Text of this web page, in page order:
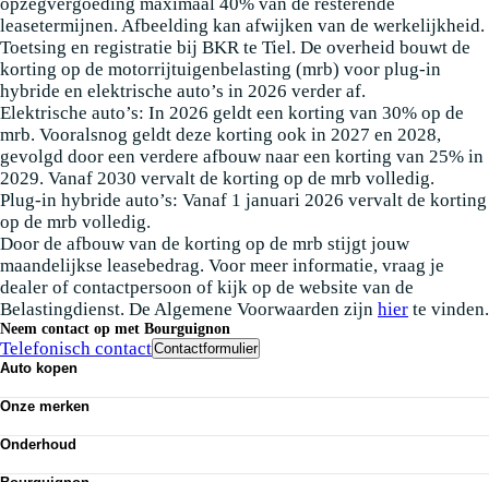
leasetermijnen. Afbeelding kan afwijken van de werkelijkheid.
Toetsing en registratie bij BKR te Tiel. De overheid bouwt de
korting op de motorrijtuigenbelasting (mrb) voor plug-in
hybride en elektrische auto’s in 2026 verder af.
Elektrische auto’s: In 2026 geldt een korting van 30% op de
mrb. Vooralsnog geldt deze korting ook in 2027 en 2028,
gevolgd door een verdere afbouw naar een korting van 25% in
2029. Vanaf 2030 vervalt de korting op de mrb volledig.
Plug-in hybride auto’s: Vanaf 1 januari 2026 vervalt de korting
op de mrb volledig.
Door de afbouw van de korting op de mrb stijgt jouw
maandelijkse leasebedrag. Voor meer informatie, vraag je
dealer of contactpersoon of kijk op de website van de
Belastingdienst. De Algemene Voorwaarden zijn hier te vinden.
Neem contact op met Bourguignon
Telefonisch contactContactformulier
Auto kopen
Occasions
Elektrisch
Alle voorraad
Onze merken
Audi
Onderhoud